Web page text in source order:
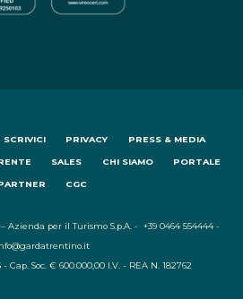
SCRIVICI PRIVACY PRESS & MEDIA
SALES CHI SIAMO PORTALE
CGC
Azienda per il Turismo S.p.A. - +39 0464 554444 -
- Cap. Soc. € 600.000,00 I.V. - REA N. 182762